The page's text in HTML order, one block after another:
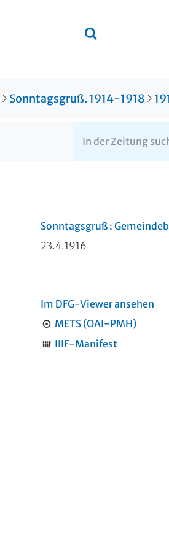
Sonntagsgruß. 1914-1918
Sonntagsgruß :
23.4.1916
Im DFG-Viewer ansehen
METS (OAI-PMH)
IIIF-Manifest